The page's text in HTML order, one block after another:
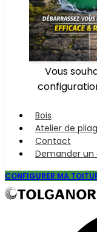
Vous
Bois
Atelier de
Contact
Demander un
CONFIGURER MA